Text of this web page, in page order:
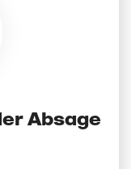
Absage